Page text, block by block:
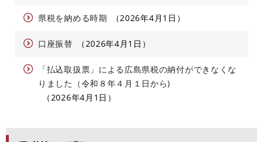
県税を納める時期 2026年4月1日
口座振替 2026年4月1日
「払込取扱票」による広島県税の納付ができなくな
りました（令和８年４月１日から)
2026年4月1日